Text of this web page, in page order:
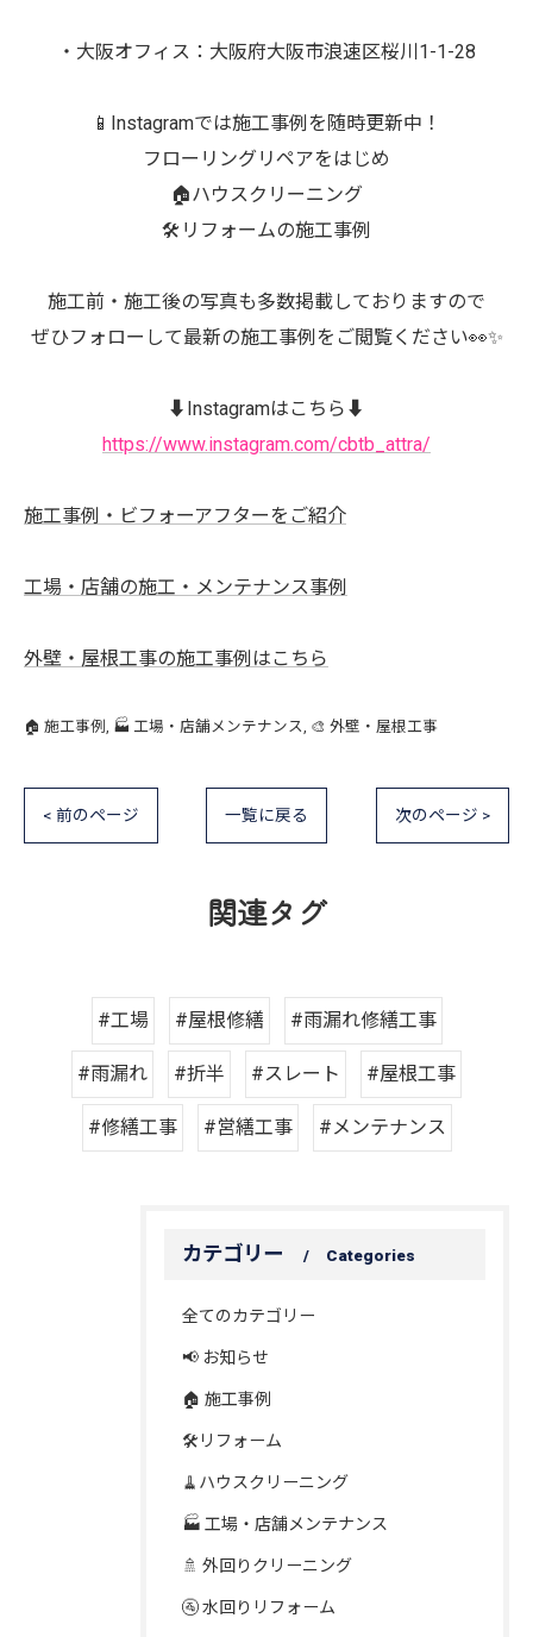
・大阪オフィス：大阪府大阪市浪速区桜川1-1-28
📱Instagramでは施工事例を随時更新中！
フローリングリペアをはじめ
🏠ハウスクリーニング
🛠️リフォームの施工事例
施工前・施工後の写真も多数掲載しておりますので
ぜひフォローして最新の施工事例をご閲覧ください👀✨
⬇️Instagramはこちら⬇️
https://www.instagram.com/cbtb_attra/
施工事例・ビフォーアフターをご紹介
工場・店舗の施工・メンテナンス事例
外壁・屋根工事の施工事例はこちら
🏠 施工事例 🏭 工場・店舗メンテナンス 🎨 外壁・屋根工事
< 前のページ 一覧に戻る 次のページ >
関連タグ
#工場 #屋根修繕 #雨漏れ修繕工事
#雨漏れ #折半 #スレート #屋根工事
#修繕工事 #営繕工事 #メンテナンス
カテゴリー Categories
全てのカテゴリー
📢 お知らせ
🏠 施工事例
🛠️リフォーム
🧹ハウスクリーニング
🏭 工場・店舗メンテナンス
🚿 外回りクリーニング
🚰 水回りリフォーム